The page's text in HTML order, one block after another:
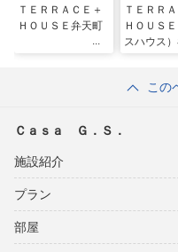
ＴＥＲＲＡＣＥ＋
ＨＯＵＳＥ弁天町
ＴＥＲＲ
ＨＯＵＳ
スハウス
この
Ｃａｓａ Ｇ．Ｓ．
施設紹介
プラン
部屋